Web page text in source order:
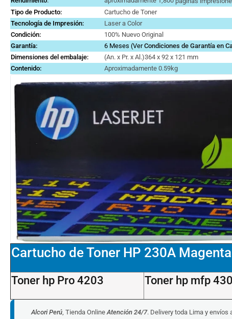
Tipo de Producto:
Cartucho de Toner
Tecnología de Impresión:
Laser a Color
Condición:
100% Nuevo Original
Garantía:
6 Meses (Ver Condiciones de Garantía en
Dimensiones del embalaje:
(An. x Pr. x Al.)364 x 92 x 121 mm
Contenido:
Aproximadamente 0.59kg
Cartucho de Toner HP 230A
Toner hp Pro 4203 Toner hp mfp
Alcori Perú, Tienda OnlineAtención 24/7. Delivery toda Lima y